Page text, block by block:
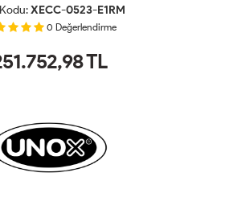
XECC-0523-E1RM
0 Değerlendirme
TL